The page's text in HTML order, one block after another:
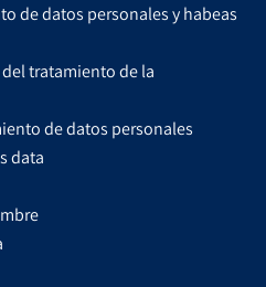
de datos personales y habeas
tratamiento de la
de datos personales
data